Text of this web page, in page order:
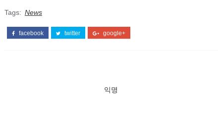
Tags: News
facebook twitter google+
익명